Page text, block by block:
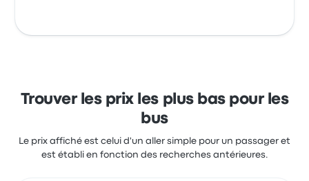
Trouver les prix les plus bas pour les
bus
Le prix affiché est celui d'un aller simple pour un passager et
est établi en fonction des recherches antérieures.